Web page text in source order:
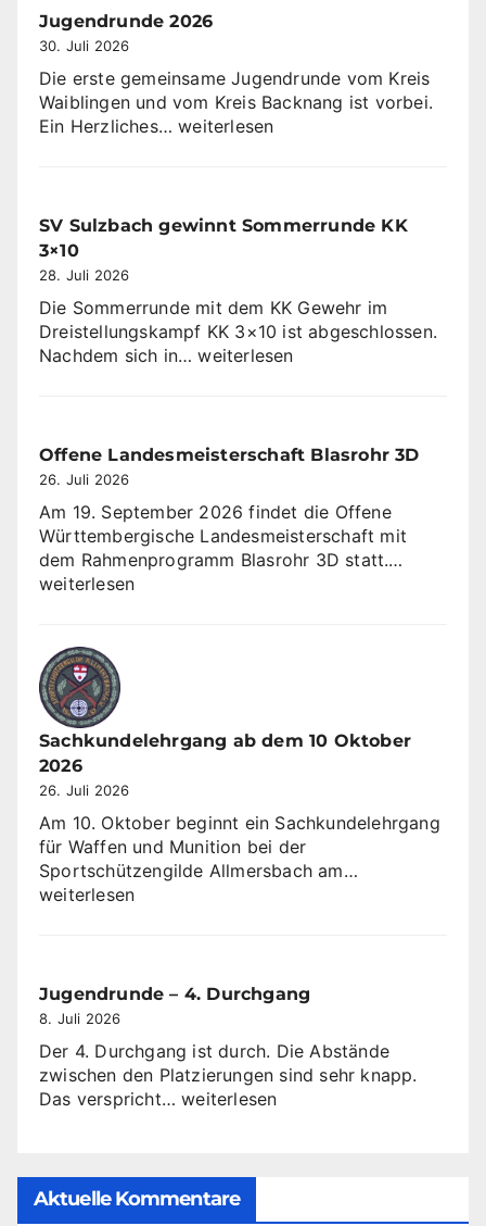
Jugendrunde 2026
30. Juli 2026
Die erste gemeinsame Jugendrunde vom Kreis
Waiblingen und vom Kreis Backnang ist vorbei.
Ein Herzliches…Jugendrunde
weiterlesen
SV Sulzbach gewinnt Sommerrunde KK
3×10
28. Juli 2026
Die Sommerrunde mit dem KK Gewehr im
Dreistellungskampf KK 3×10 ist abgeschlossen.
Nachdem sich in…SV
KK
weiterlesen
Offene Landesmeisterschaft Blasrohr 3D
26. Juli 2026
Am 19. September 2026 findet die Offene
Württembergische Landesmeisterschaft mit
dem Rahmenprogramm Blasrohr 3D statt.…
weiterlesen
Sachkundelehrgang ab dem 10 Oktober
2026
26. Juli 2026
Am 10. Oktober beginnt ein Sachkundelehrgang
für Waffen und Munition bei der
Sportschützengilde Allmersbach am…
weiterlesen
Jugendrunde – 4. Durchgang
8. Juli 2026
Der 4. Durchgang ist durch. Die Abstände
zwischen den Platzierungen sind sehr knapp.
Das verspricht…Jugendrunde
weiterlesen
Aktuelle Kommentare